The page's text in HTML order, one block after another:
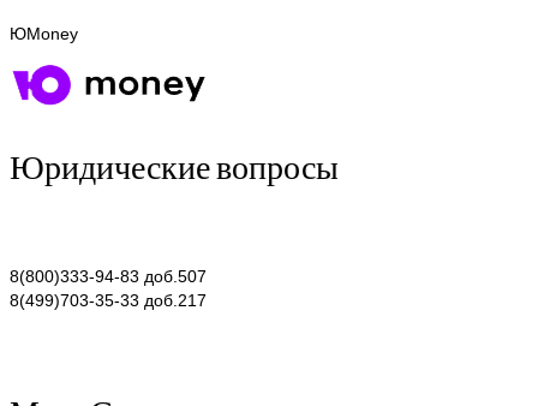
ЮMoney
Юридические вопросы
8(800)333-94-83 доб.507
8(499)703-35-33 доб.217